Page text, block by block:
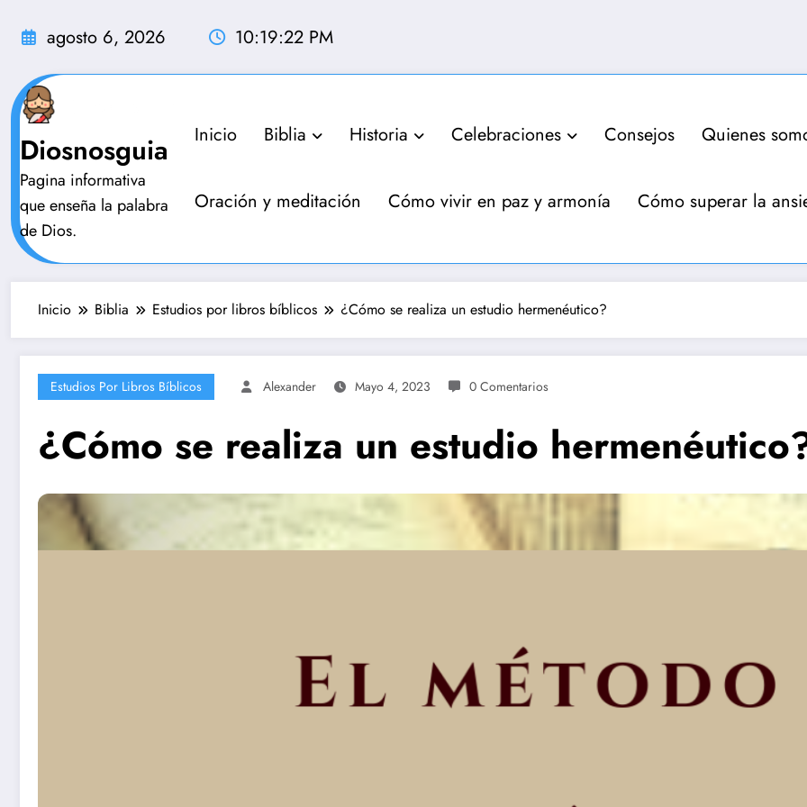
agosto 6, 2026 10:19:23 PM
Diosnosguia
Pagina informativa
que enseña la palabra
de Dios.
Inicio Biblia Historia Celebraciones Consejos Quienes
Oración y meditación Cómo vivir en paz y armonía Cómo superar la
Inicio Biblia Estudios por libros bíblicos ¿Cómo se realiza un estudio hermenéutico?
Estudios Por Libros Bíblicos Alexander Mayo 4, 2023 0 Comentarios
¿Cómo se realiza un estudio